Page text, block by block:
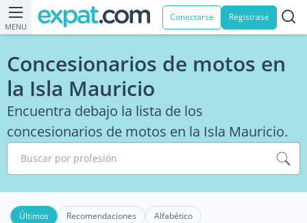
MENU
Conectarse Registrase
Concesionarios de motos en
la Isla Mauricio
Encuentra debajo la lista de los
concesionarios de motos en la Isla Mauricio.
Buscar por profesión
Últimos Recomendaciones Alfabético